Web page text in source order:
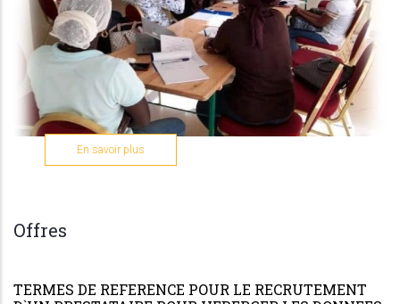
En savoir plus
TRANSITIONS
Offres
TERMES DE REFERENCE POUR LE RECRUTEMENT